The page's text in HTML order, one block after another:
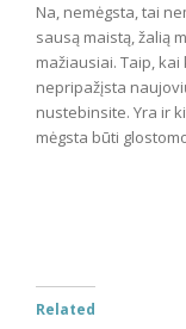
Na, nemėgsta, tai
sausą maistą, žalią
mažiausiai. Taip,
nepripažįsta
nustebinsite. Yra ir
mėgsta būti
Related